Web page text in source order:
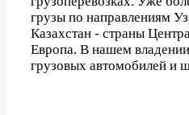
грузы по направлениям
Казахстан - страны
Европа. В нашем
грузовых автомобилей и